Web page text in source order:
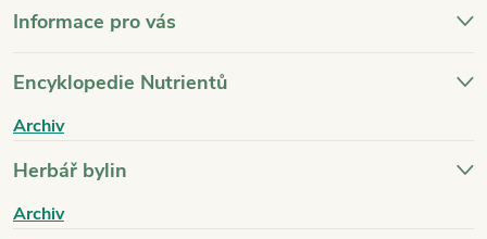
Informace pro vás
Encyklopedie Nutrientů
Archiv
Herbář bylin
Archiv